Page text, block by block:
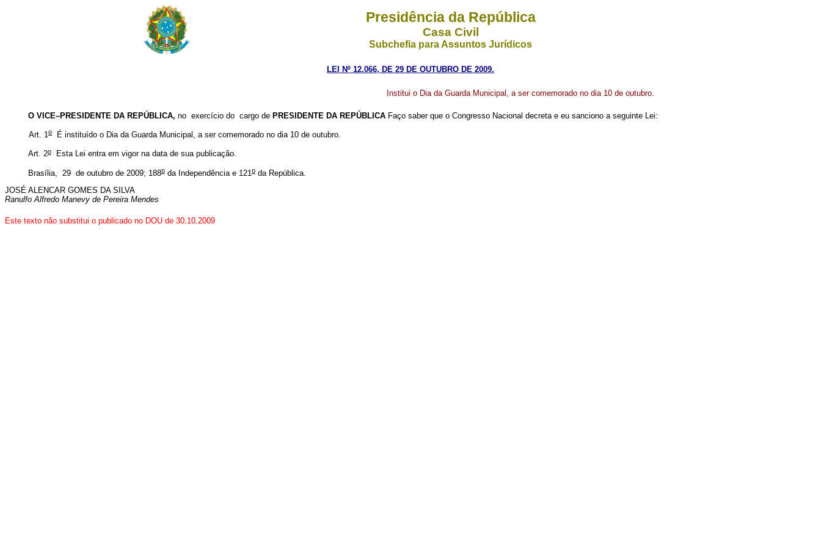
Presidência da República
Casa Civil
Subchefia para Assuntos Jurídicos
LEI Nº 12.066, DE 29 DE OUTUBRO DE 2009.
Institui o Dia da Guarda Municipal, a ser comemorado no dia 10 de outubro.
O VICE–PRESIDENTE DA REPÚBLICA, no exercício do cargo de PRESIDENTE DA REPÚBLICA Faço saber que o Congresso Nacional decreta e eu sanciono a seguinte Lei:
Art. 1o É instituído o Dia da Guarda Municipal, a ser comemorado no dia 10 de outubro.
Art. 2oEsta Lei entra em vigor na data de sua publicação.
Brasília, 29 de outubro de 2009; 188oda Independência e 121oda República.
JOSÉ ALENCAR GOMES DA SILVA
Ranulfo Alfredo Manevy de Pereira Mendes
Este texto não substitui o publicado no DOU de 30.10.2009